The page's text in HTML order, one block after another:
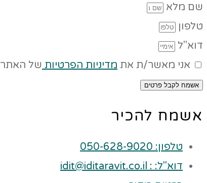
שם מלא
טלפון
דוא"ל
אני מאשר/ת את מדיניות הפרטיות של האתר
אשמח לקבל פרטים
אשמח להכיר
טלפון: 050-628-9020
דוא"ל: : idit@iditaravit.co.il